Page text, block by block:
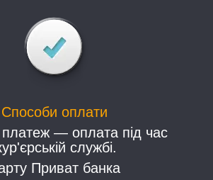
Способи оплати
— оплата під час
службі.
Приват банка